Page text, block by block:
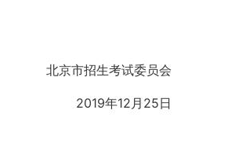
北京市招生考试委员会
2019年12月25日